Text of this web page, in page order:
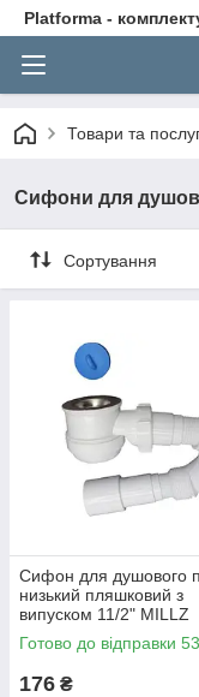
Platforma -
Товари та
Сифони для
Сортування
Сифон для душового
низький пляшковий з
випуском 11/2" MILLZ
Готово до відправки
176 ₴